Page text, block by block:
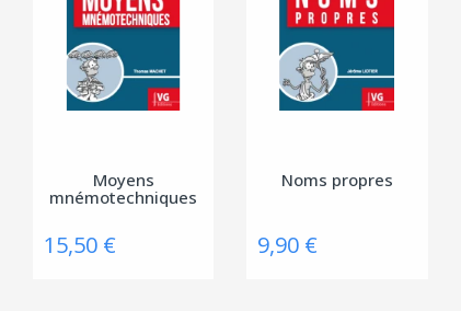
Moyens
mnémotechniques
15,50 €
Noms propres
9,90 €